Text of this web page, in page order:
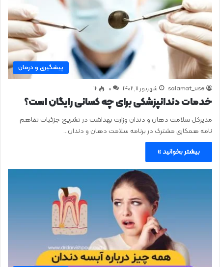
پیشگیری و درمان
salamat_use شهریور ۱۱, ۱۴۰۲ 0 ۱۲
خدمات دندانپزشکی برای چه کسانی رایگان است؟
مدیرکل سلامت دهان و دندان وزارت بهداشت در تشریح جزئیات تفاهم
نامه همکاری مشترک در برنامه سلامت دهان و دندان…
بیشتر بخوانید »